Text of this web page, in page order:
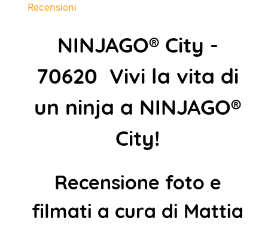
Recensioni
NINJAGO® City -
70620 Vivi la vita di
un ninja a NINJAGO®
City!
Recensione foto e
filmati a cura di Mattia